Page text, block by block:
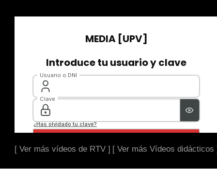
[ Ver más vídeos de RTV ] [ Ver más Vídeos didácticos